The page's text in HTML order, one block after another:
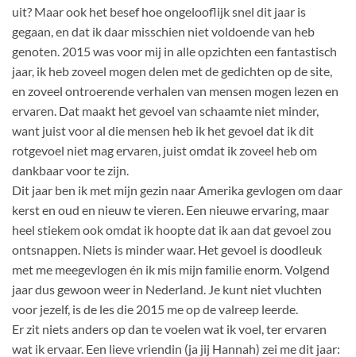
uit? Maar ook het besef hoe ongelooflijk snel dit jaar is
gegaan, en dat ik daar misschien niet voldoende van heb
genoten. 2015 was voor mij in alle opzichten een fantastisch
jaar, ik heb zoveel mogen delen met de gedichten op de site,
en zoveel ontroerende verhalen van mensen mogen lezen en
ervaren. Dat maakt het gevoel van schaamte niet minder,
want juist voor al die mensen heb ik het gevoel dat ik dit
rotgevoel niet mag ervaren, juist omdat ik zoveel heb om
dankbaar voor te zijn.
Dit jaar ben ik met mijn gezin naar Amerika gevlogen om daar
kerst en oud en nieuw te vieren. Een nieuwe ervaring, maar
heel stiekem ook omdat ik hoopte dat ik aan dat gevoel zou
ontsnappen. Niets is minder waar. Het gevoel is doodleuk
met me meegevlogen én ik mis mijn familie enorm. Volgend
jaar dus gewoon weer in Nederland. Je kunt niet vluchten
voor jezelf, is de les die 2015 me op de valreep leerde.
Er zit niets anders op dan te voelen wat ik voel, ter ervaren
wat ik ervaar. Een lieve vriendin (ja jij Hannah) zei me dit jaar: